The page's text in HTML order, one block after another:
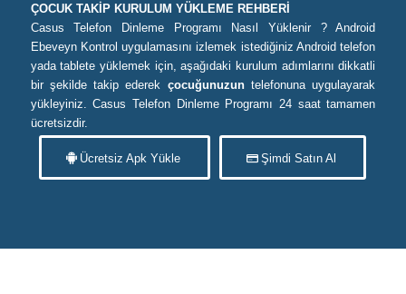
ÇOCUK TAKİP KURULUM YÜKLEME REHBERİ
Casus Telefon Dinleme Programı Nasıl Yüklenir ? Android
Ebeveyn Kontrol uygulamasını izlemek istediğiniz Android telefon
yada tablete yüklemek için, aşağıdaki kurulum adımlarını dikkatli
bir şekilde takip ederek çocuğunuzuntelefonuna uygulayarak
yükleyiniz. Casus Telefon Dinleme Programı 24 saat tamamen
ücretsizdir.
Ücretsiz Apk Yükle Şimdi Satın Al